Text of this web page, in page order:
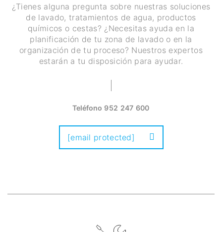
¿Tienes alguna pregunta sobre nuestras soluciones
de lavado, tratamientos de agua, productos
químicos o cestas? ¿Necesitas ayuda en la
planificación de tu zona de lavado o en la
organización de tu proceso? Nuestros expertos
estarán a tu disposición para ayudar.
Teléfono 952 247 600
[email protected]